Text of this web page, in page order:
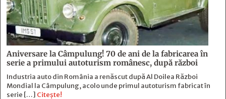
Aniversare la Câmpulung! 70 de ani de la fabricarea în
serie a primului autoturism românesc, după război
Industria auto din România a renăscut după Al Doilea Război
Mondial la Câmpulung, acolo unde primul autoturism fabricat în
serie […] Citește!